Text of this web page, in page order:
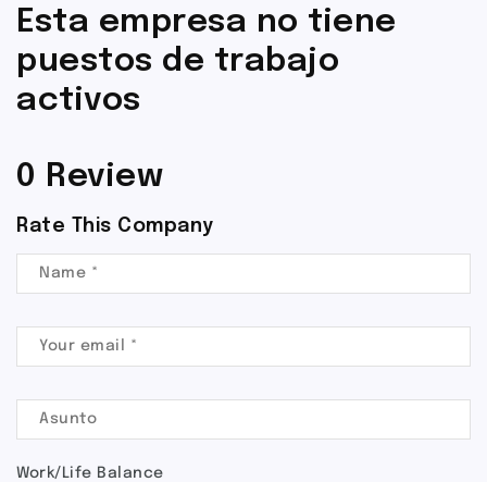
Esta empresa no tiene
puestos de trabajo
activos
0 Review
Rate This Company
Work/Life Balance